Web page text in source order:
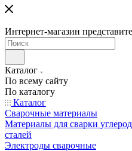
Интернет-магазин
Каталог
По всему сайту
По каталогу
Каталог
Сварочные материалы
Материалы для сварки
сталей
Электроды сварочные